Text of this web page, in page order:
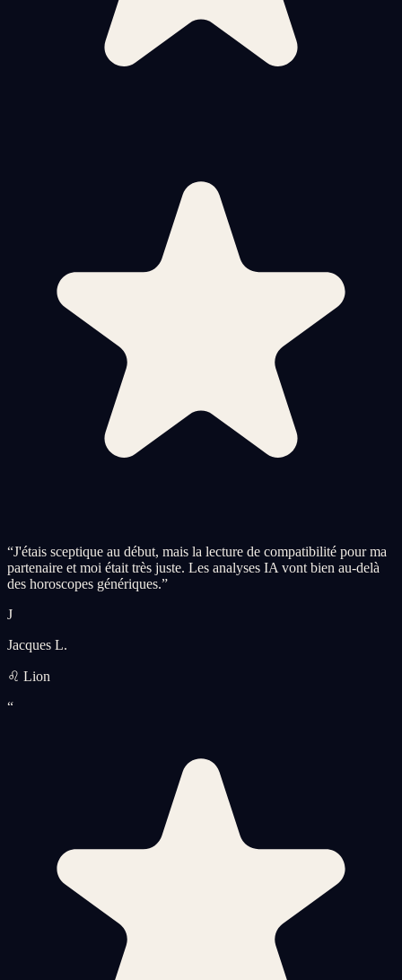
“J'étais sceptique au début, mais la lecture de compatibilité pour ma
partenaire et moi était très juste. Les analyses IA vont bien au-delà
des horoscopes génériques.”
J
Jacques L.
♌ Lion
“